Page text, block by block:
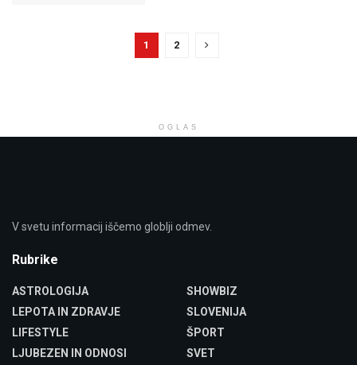
1 2
OGLAS
V svetu informacij iščemo globlji odmev.
Rubrike
ASTROLOGIJA
LEPOTA IN ZDRAVJE
LIFESTYLE
LJUBEZEN IN ODNOSI
SHOWBIZ
SLOVENIJA
ŠPORT
SVET